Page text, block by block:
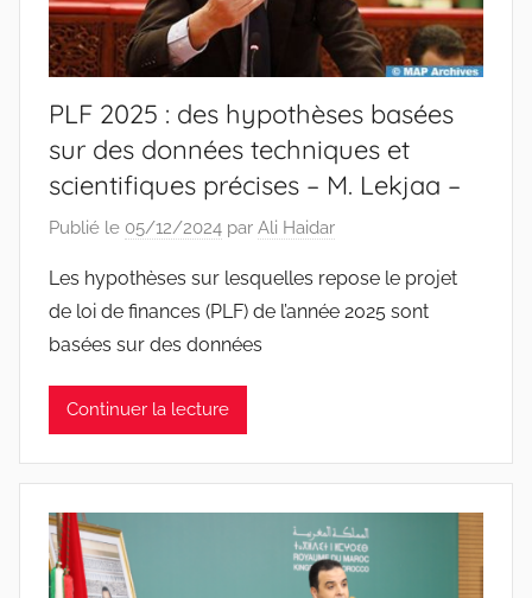
PLF 2025 : des hypothèses basées
sur des données techniques et
scientifiques précises – M. Lekjaa –
Publié le 05/12/2024 par Ali Haidar
Les hypothèses sur lesquelles repose le projet
de loi de finances (PLF) de l’année 2025 sont
basées sur des données
Continuer la lecture